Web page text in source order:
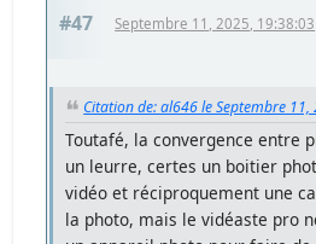
#47 Septembre 11, 2025, 19:38:03
Citation de: al646 le Septembre
Toutafé, la convergence entre
un leurre, certes un boitier
vidéo et réciproquement une
la photo, mais le vidéaste pro